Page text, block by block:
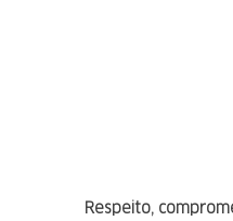
Respeito,